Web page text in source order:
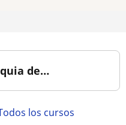
de…
los cursos